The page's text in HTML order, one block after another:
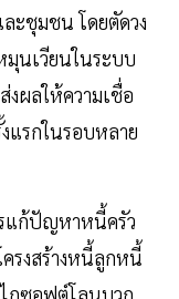
ละชุมชน โดยตัดวง
มุนเวียนในระบบ
งผลให้ความเชื่อ
แรกในรอบหลาย
แก้ปัญหาหนี้ครัว
รงสร้างหนี้ลูกหนี้